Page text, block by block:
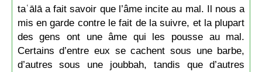
taʿālā a fait savoir que l’âme incite au mal. Il nous a
mis en garde contre le fait de la suivre, et la plupart
des gens ont une âme qui les pousse au mal.
Certains d’entre eux se cachent sous une barbe,
d’autres sous une joubbah, tandis que d’autres